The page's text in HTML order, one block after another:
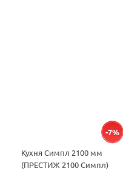
-7%
Кухня Симпл 2100 мм
(ПРЕСТИЖ 2100 Симпл)